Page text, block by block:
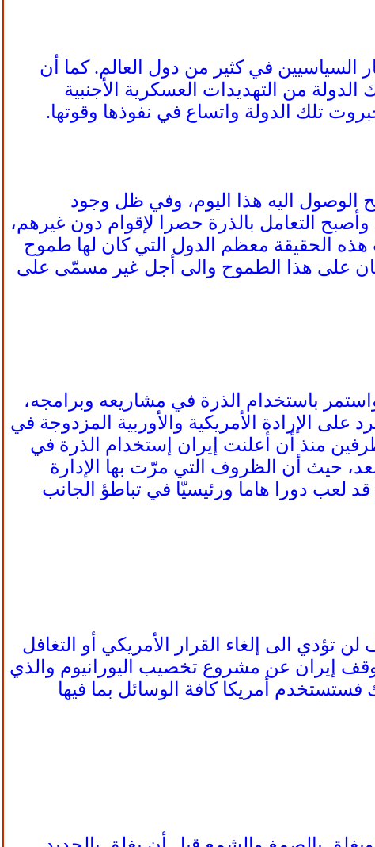
السياسيين في كثير من دول العالم. كما أن
الدولة من التهديدات العسكرية الأجنبية
تلك الدولة واتساع في نفوذها وقوتها.
الوصول اليه هذا اليوم، وفي ظل وجود
التعامل بالذرة حصرا لإقوام دون غيرهم،
هذه الحقيقة معظم الدول التي كان لها طموح
على هذا الطموح والى أجل غير مسمّى على
باستخدام الذرة في مشاريعه وبرامجه،
على الإرادة الأمريكية والأوربية المزدوجة في
منذ أن أعلنت إيران إستخدام الذرة في
بعد، حيث أن الظروف التي مرّت بها الإدارة
لعب دورا هاما ورئيسيّا في تباطؤ الجانب
تؤدي الى إلغاء القرار الأمريكي أو التغافل
إيران عن مشروع تخصيب اليورانيوم والذي
أمريكا كافة الوسائل بما فيها